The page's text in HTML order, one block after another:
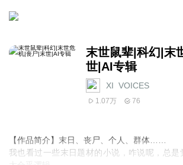
末世鼠辈|科幻|末
世|AI专辑
XI_VOICES
1.07万 76
【作品简介】末日、丧尸、个人、群体……
我也看过一些末日题材的小说，咋说呢，总是